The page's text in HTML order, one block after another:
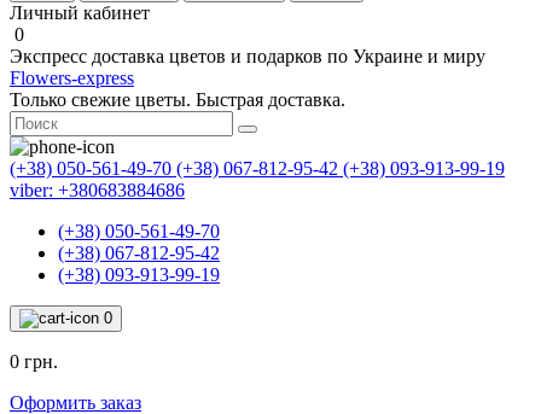
Личный кабинет
0
Экспресс доставка цветов и подарков по Украине и миру
Flowers-express
Только свежие цветы. Быстрая доставка.
(+38) 050-561-49-70 (+38) 067-812-95-42 (+38) 093-913-99-19
viber: +380683884686
(+38) 050-561-49-70
(+38) 067-812-95-42
(+38) 093-913-99-19
0
0 грн.
Оформить заказ